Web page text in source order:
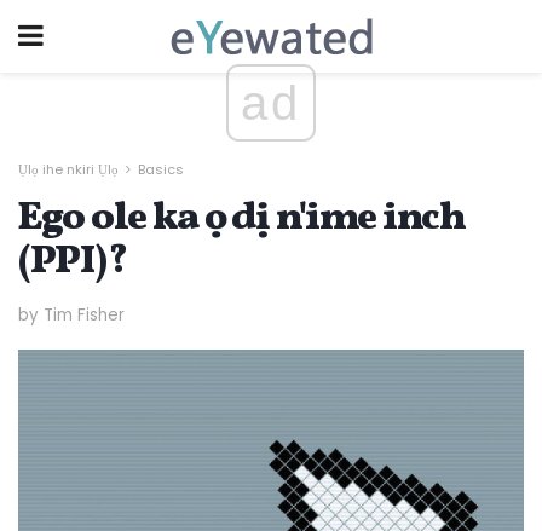
ad
Ụlọ ihe nkiri Ụlọ Basics
Ego ole ka ọ dị n'ime inch
(PPI)?
by Tim Fisher